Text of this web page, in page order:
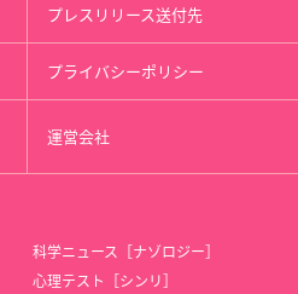
プレスリリース送付先
プライバシーポリシー
運営会社
科学ニュース［ナゾロジー］
心理テスト［シンリ］